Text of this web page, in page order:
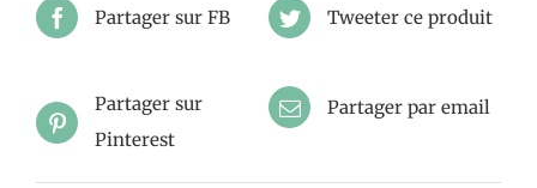
Partager sur FB Tweeter ce produit
Partager sur
Pinterest
Partager par email